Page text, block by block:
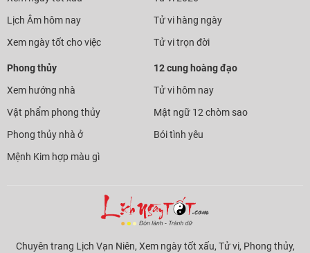
Lịch Âm hôm nay
Xem ngày tốt cho việc
Tử vi hàng ngày
Tử vi trọn đời
Phong thủy
Xem hướng nhà
Vật phẩm phong thủy
Phong thủy nhà ở
Mệnh Kim hợp màu gì
12 cung hoàng đạo
Tử vi hôm nay
Mật ngữ 12 chòm sao
Bói tình yêu
Chuyên trang Lịch Vạn Niên, Xem ngày tốt xấu, Tử vi, Phong thủy,